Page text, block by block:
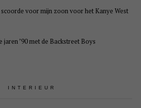
scoorde voor mijn zoon voor het Kanye West
jaren ’90 met de Backstreet Boys
INTERIEUR